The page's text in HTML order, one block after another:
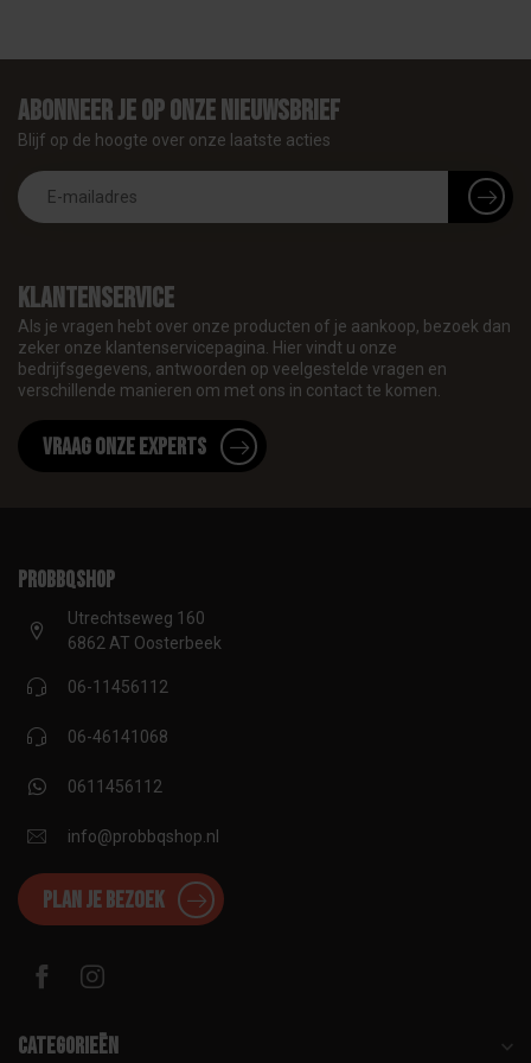
Klantenservice
Als je vragen hebt over onze producten of je aankoop, bezoek dan
zeker onze klantenservicepagina. Hier vindt u onze
bedrijfsgegevens, antwoorden op veelgestelde vragen en
verschillende manieren om met ons in contact te komen.
Vraag onze experts
Abonneer je op onze nieuwsbrief
Blijf op de hoogte over onze laatste acties
proBBQshop
Utrechtseweg 160
6862 AT Oosterbeek
06-11456112
06-46141068
0611456112
info@probbqshop.nl
Plan je bezoek
Categorieën